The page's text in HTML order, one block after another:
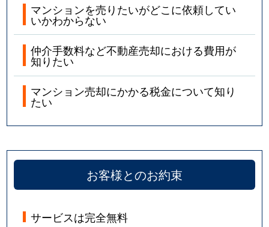
マンションを売りたいがどこに依頼してい
いかわからない
仲介手数料など不動産売却における費用が
知りたい
マンション売却にかかる税金について知り
たい
お客様とのお約束
サービスは完全無料